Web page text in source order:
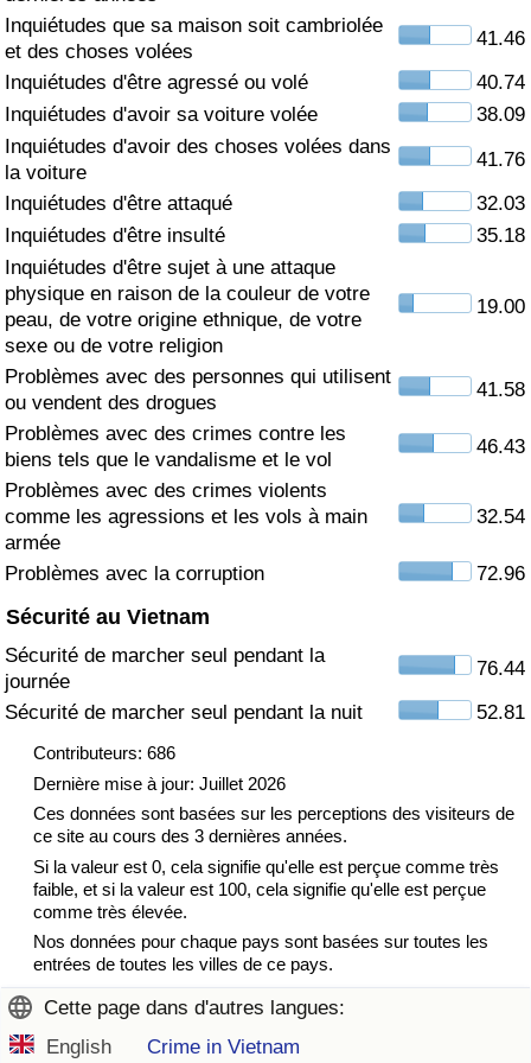
Inquiétudes que sa maison soit cambriolée
et des choses volées
41.46
Inquiétudes d'être agressé ou volé
40.74
Inquiétudes d'avoir sa voiture volée
38.09
Inquiétudes d'avoir des choses volées dans
la voiture
41.76
Inquiétudes d'être attaqué
32.03
Inquiétudes d'être insulté
35.18
Inquiétudes d'être sujet à une attaque
physique en raison de la couleur de votre
peau, de votre origine ethnique, de votre
sexe ou de votre religion
19.00
Problèmes avec des personnes qui utilisent
ou vendent des drogues
41.58
Problèmes avec des crimes contre les
biens tels que le vandalisme et le vol
46.43
Problèmes avec des crimes violents
comme les agressions et les vols à main
armée
32.54
Problèmes avec la corruption 72.96
Sécurité au Vietnam
Sécurité de marcher seul pendant la
journée
76.44
Sécurité de marcher seul pendant la nuit
52.81
Contributeurs: 686
Dernière mise à jour: Juillet 2026
Ces données sont basées sur les perceptions des visiteurs de
ce site au cours des 3 dernières années.
Si la valeur est 0, cela signifie qu'elle est perçue comme très
faible, et si la valeur est 100, cela signifie qu'elle est perçue
comme très élevée.
Nos données pour chaque pays sont basées sur toutes les
entrées de toutes les villes de ce pays.
Cette page dans d'autres langues:
English
Crime in Vietnam
Soins de santé
Indice des soins de santé (Actuel)
Indice des soins de santé
Indice des soins de santé par Pays
Pollution
Indice de Pollution (Actuel)
Indice de pollution
Indice de Pollution par Pays
Trafic
Indice de Trafic
Indice de Trafic (Actuel)
Indice de Trafic par Pays